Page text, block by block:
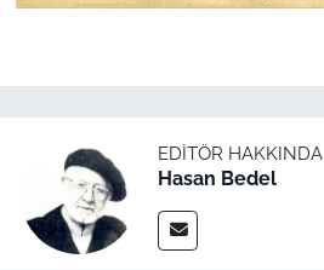
EDITÖR HAKKINDA
Hasan Bedel